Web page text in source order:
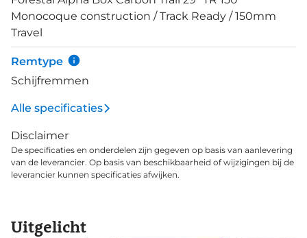
prachtig vormgegeven en biedt slimme functies
met touchscreen en toont e-bike-, rit- en
trainingsgegevens en GPS-kaarten. Koppel het
systeem met je smartphone voor je fietsstatus,
overzicht van je activiteiten, syncen met Strava en
meer.
Monocoque construction / Track Ready / 150mm
Travel
Remtype
Schijfremmen
Alle specificaties
Disclaimer
De specificaties en onderdelen zijn gegeven op basis van aanlevering
van de leverancier. Op basis van beschikbaarheid of wijzigingen bij de
leverancier kunnen specificaties afwijken.
Uitgelicht